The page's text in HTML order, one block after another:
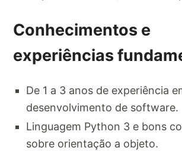
Conhecimentos e
experiências
De 1 a 3 anos de experiência
desenvolvimento de software.
Linguagem Python 3 e bons
sobre orientação a objeto.